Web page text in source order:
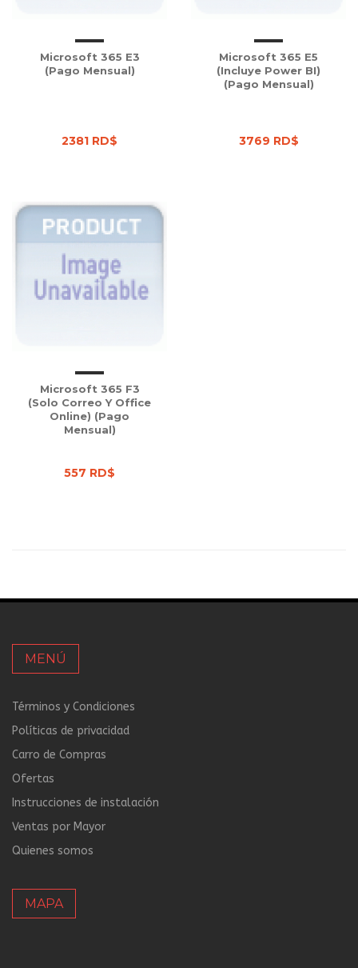
Microsoft 365 E3
(Pago Mensual)
2381 RD$
Microsoft 365 E5
(Incluye Power BI)
(Pago Mensual)
3769 RD$
Microsoft 365 F3
(Solo Correo Y Office
Online) (Pago
Mensual)
557 RD$
MENÚ
Términos y Condiciones
Políticas de privacidad
Carro de Compras
Ofertas
Instrucciones de instalación
Ventas por Mayor
Quienes somos
MAPA